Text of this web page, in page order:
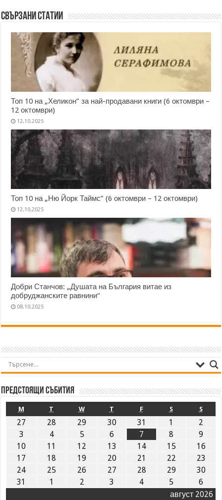
Свързани статии
Топ 10 на „Хеликон” за най-продавани книги (6 октомври –
12 октомври)
12.10.2025
Топ 10 на „Ню Йорк Таймс” (6 октомври – 12 октомври)
12.10.2025
Добри Станчов: „Душата на България витае из
добруджанските равнини“
08.10.2025
Предстоящи събития
август 2026
M T W T F S S
27 28 29 30 31 1
2
3
4 5 6 7 8
9
10
11 12 13 14 15
16
17
18 19 20 21 22
23
24
25 26 27 28 29
30
31
1 2 3 4 5 6